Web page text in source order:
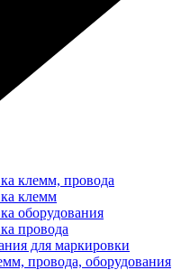
клемм, провода
клемм
оборудования
провода
для маркировки
провода, оборудования